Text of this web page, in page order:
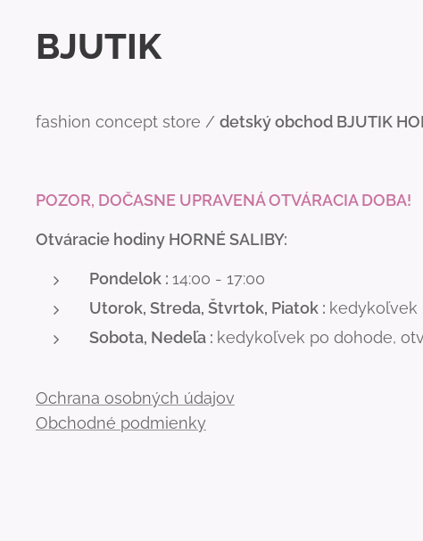
BJUTIK
fashion concept store / detský obchod BJUTIK
POZOR, DOČASNE UPRAVENÁ OTVÁRACIA DOBA!
Otváracie hodiny HORNÉ SALIBY:
Pondelok : 14:00 - 17:00
Utorok, Streda, Štvrtok, Piatok : kedykoľvek
Sobota, Nedeľa : kedykoľvek po dohode,
Ochrana osobných údajov
Obchodné podmienky